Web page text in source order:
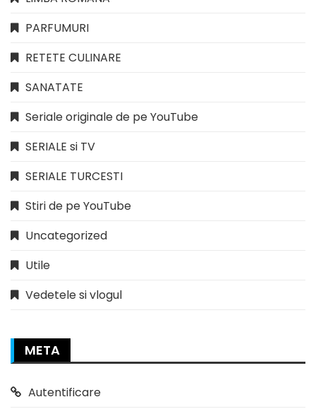
PARFUMURI
RETETE CULINARE
SANATATE
Seriale originale de pe YouTube
SERIALE si TV
SERIALE TURCESTI
Stiri de pe YouTube
Uncategorized
Utile
Vedetele si vlogul
META
Autentificare